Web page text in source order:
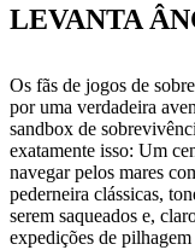
LEVANTA
Os fãs de jogos de
por uma verdadeira
sandbox de
exatamente isso: Um
navegar pelos mares
pederneira clássicas,
serem saqueados e,
expedições de